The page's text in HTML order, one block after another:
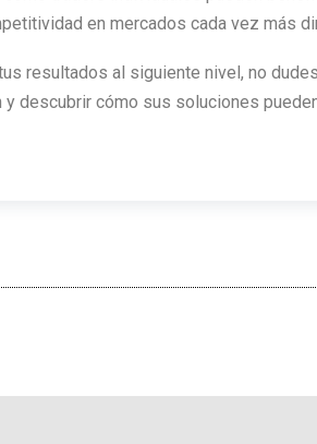
en mercados cada vez más
resultados al siguiente nivel, no
descubrir cómo sus soluciones